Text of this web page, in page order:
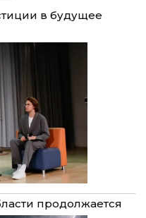
в будущее
продолжается